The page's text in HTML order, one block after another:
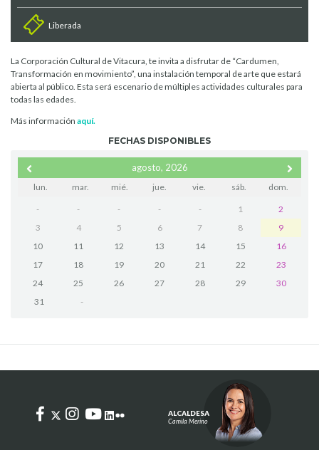
Liberada
La Corporación Cultural de Vitacura, te invita a disfrutar de “Cardumen,
Transformación en movimiento”, una instalación temporal de arte que estará
abierta al público. Esta será escenario de múltiples actividades culturales para
todas las edades.
Más información aquí.
FECHAS DISPONIBLES
agosto, 2026
lun. mar. mié. jue. vie. sáb. dom.
- - - - - 1
2
3
4 5 6 7 8
9
10
11 12 13 14 15
16
17
18 19 20 21 22
23
24
25 26 27 28 29
30
31
-
ALCALDESA
Camila Merino